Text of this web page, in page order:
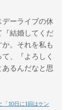
デーライブの休
結婚してくだ
。それを私も
、『よろしく
るんだなと思
10日に1回はケン